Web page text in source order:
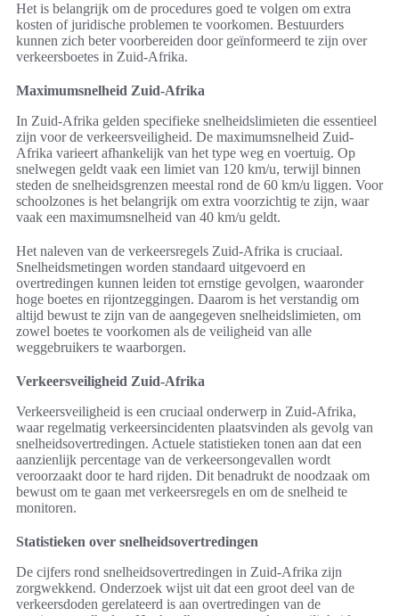
Het is belangrijk om de procedures goed te volgen om extra
kosten of juridische problemen te voorkomen. Bestuurders
kunnen zich beter voorbereiden door geïnformeerd te zijn over
verkeersboetes in Zuid-Afrika.
Maximumsnelheid Zuid-Afrika
In Zuid-Afrika gelden specifieke snelheidslimieten die essentieel
zijn voor de verkeersveiligheid. De maximumsnelheid Zuid-
Afrika varieert afhankelijk van het type weg en voertuig. Op
snelwegen geldt vaak een limiet van 120 km/u, terwijl binnen
steden de snelheidsgrenzen meestal rond de 60 km/u liggen. Voor
schoolzones is het belangrijk om extra voorzichtig te zijn, waar
vaak een maximumsnelheid van 40 km/u geldt.
Het naleven van de verkeersregels Zuid-Afrika is cruciaal.
Snelheidsmetingen worden standaard uitgevoerd en
overtredingen kunnen leiden tot ernstige gevolgen, waaronder
hoge boetes en rijontzeggingen. Daarom is het verstandig om
altijd bewust te zijn van de aangegeven snelheidslimieten, om
zowel boetes te voorkomen als de veiligheid van alle
weggebruikers te waarborgen.
Verkeersveiligheid Zuid-Afrika
Verkeersveiligheid is een cruciaal onderwerp in Zuid-Afrika,
waar regelmatig verkeersincidenten plaatsvinden als gevolg van
snelheidsovertredingen. Actuele statistieken tonen aan dat een
aanzienlijk percentage van de verkeersongevallen wordt
veroorzaakt door te hard rijden. Dit benadrukt de noodzaak om
bewust om te gaan met verkeersregels en om de snelheid te
monitoren.
Statistieken over snelheidsovertredingen
De cijfers rond snelheidsovertredingen in Zuid-Afrika zijn
zorgwekkend. Onderzoek wijst uit dat een groot deel van de
verkeersdoden gerelateerd is aan overtredingen van de